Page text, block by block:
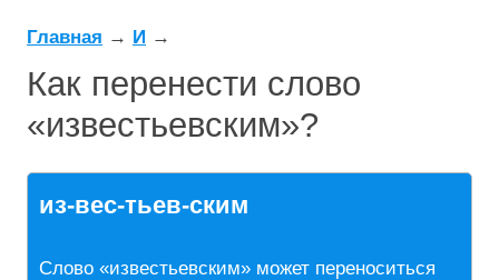
Главная → И →
Как перенести слово
«известьевским»?
из-вес-тьев-ским
Слово «известьевским» может переноситься